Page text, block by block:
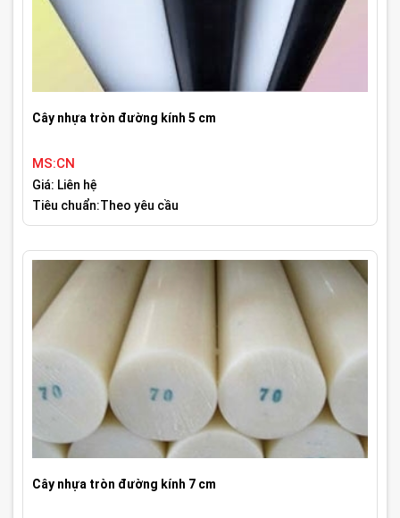
Cây nhựa tròn đường kính 5 cm
MS:CN
Giá: Liên hệ
Tiêu chuẩn:Theo yêu cầu
Cây nhựa tròn đường kính 7 cm